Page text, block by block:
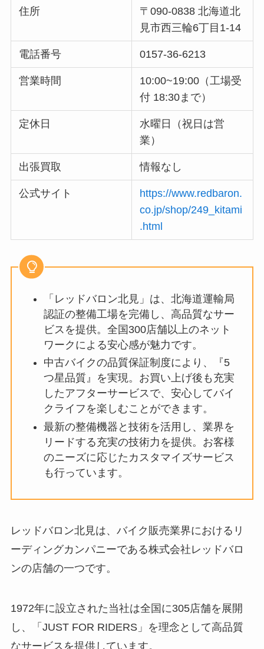
住所
〒090-0838 北海道北
見市西三輪6丁目1-14
電話番号 0157-36-6213
営業時間
10:00~19:00（工場受
付 18:30まで）
定休日
水曜日（祝日は営
業）
出張買取 情報なし
公式サイト
https://www.redbaron.
co.jp/shop/249_kitami
.html
「レッドバロン北見」は、北海道運輸局
認証の整備工場を完備し、高品質なサー
ビスを提供。全国300店舗以上のネット
ワークによる安心感が魅力です。
中古バイクの品質保証制度により、『5
つ星品質』を実現。お買い上げ後も充実
したアフターサービスで、安心してバイ
クライフを楽しむことができます。
最新の整備機器と技術を活用し、業界を
リードする充実の技術力を提供。お客様
のニーズに応じたカスタマイズサービス
も行っています。
レッドバロン北見は、バイク販売業界におけるリ
ーディングカンパニーである株式会社レッドバロ
ンの店舗の一つです。
1972年に設立された当社は全国に305店舗を展開
し、「JUST FOR RIDERS」を理念として高品質
なサービスを提供しています。